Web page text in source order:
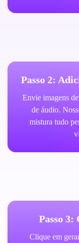
Passo 2:
Envie imagens
de áudio.
mistura tudo
Passo 3:
Clique em